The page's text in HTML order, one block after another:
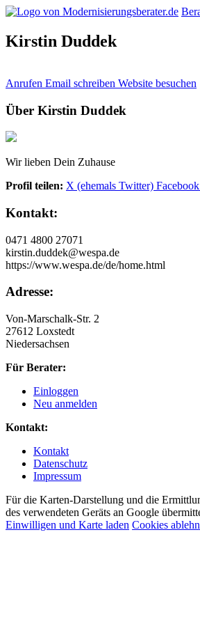
Kirstin Duddek
Anrufen Email schreiben Website besuchen
Über Kirstin Duddek
Wir lieben Dein Zuhause
Profil teilen: X (ehemals Twitter) Facebook
Kontakt:
0471 4800 27071
kirstin.duddek@wespa.de
https://www.wespa.de/de/home.html
Adresse:
Von-Marschalk-Str. 2
27612 Loxstedt
Niedersachsen
Für Berater:
Einloggen
Neu anmelden
Kontakt:
Kontakt
Datenschutz
Impressum
Für die Karten-Darstellung und die
des verwendeten Geräts an Google
Einwilligen und Karte laden Cookies